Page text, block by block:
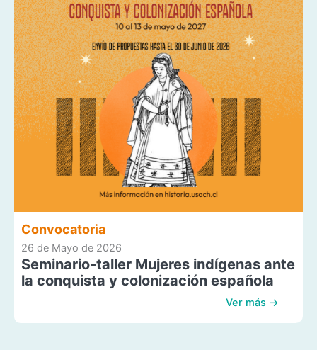
Convocatoria
26 de Mayo de 2026
Seminario-taller Mujeres indígenas ante
la conquista y colonización española
Ver más →